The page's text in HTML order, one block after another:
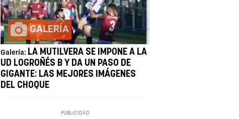
GALERÍA
Galería: LA MUTILVERA SE IMPONE A LA
UD LOGROÑÉS B Y DA UN PASO DE
GIGANTE: LAS MEJORES IMÁGENES
DEL CHOQUE